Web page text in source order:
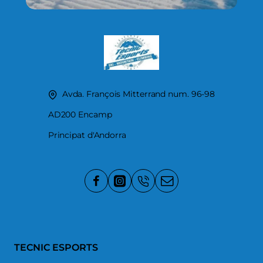
Avda. François Mitterrand num. 96-98
AD200 Encamp
Principat d'Andorra
TECNIC ESPORTS